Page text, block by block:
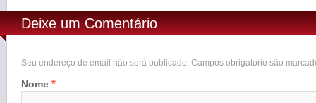
Deixe um Comentário
Seu endereço de email não será publicado. Campos obrigatório são
Nome *